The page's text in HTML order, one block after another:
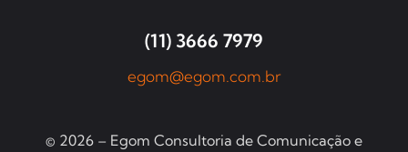
(11) 3666 7979
egom@egom.com.br
© 2026 – Egom Consultoria de Comunicação e